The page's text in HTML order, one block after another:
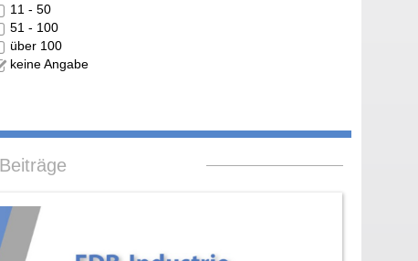
11 - 50
51 - 100
über 100
keine Angabe